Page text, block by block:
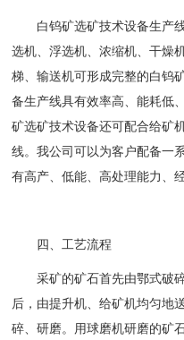
白钨矿选矿技术设备生产
选机、浮选机、浓缩机、干燥
梯、输送机可形成完整的白钨
备生产线具有效率高、能耗低
矿选矿技术设备还可配合给矿
线。我公司可以为客户配备一
有高产、低能、高处理能力、
四、工艺流程
采矿的矿石首先由鄂式破
后，由提升机、给矿机均匀地
碎、研磨。用球磨机研磨的矿